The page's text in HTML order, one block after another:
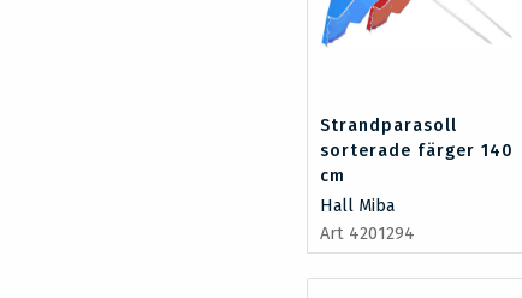
Strandparasoll
sorterade färger 140
cm
Hall Miba
Art 4201294